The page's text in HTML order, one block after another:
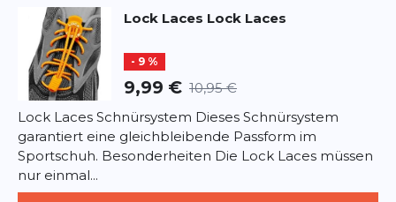
Rezension
Rezension
Pflichtfelder
BEWERTUNG HINZUFÜGEN
Lock Laces Lock Laces
- 9 %
9,99 € 10,95 €
Lock Laces Schnürsystem Dieses Schnürsystem
garantiert eine gleichbleibende Passform im
Sportschuh. Besonderheiten Die Lock Laces müssen
nur einmal...